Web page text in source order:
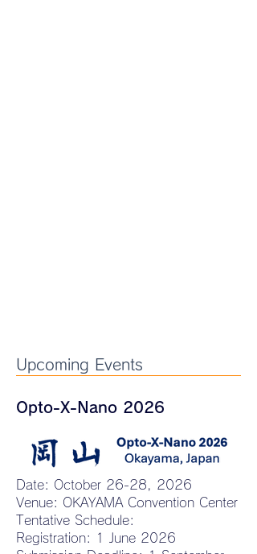
Upcoming Events
Opto-X-Nano 2026
Date: October 26-28, 2026
Venue: OKAYAMA Convention Center
Tentative Schedule:
Registration: 1 June 2026